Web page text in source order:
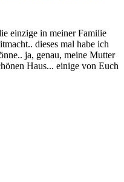
einzige in meiner Familie
dieses mal habe ich
ja, genau, meine Mutter
Haus... einige von Euch